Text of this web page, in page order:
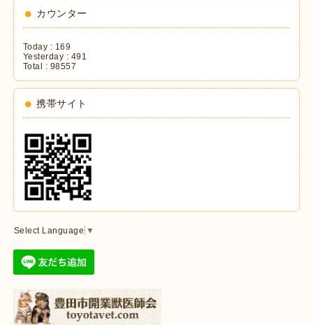
カウンター
Today : 169
Yesterday : 491
Total : 98557
携帯サイト
Select Language ▼